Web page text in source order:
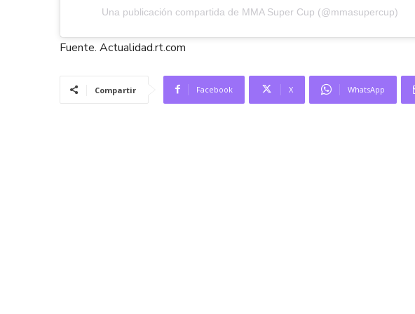
Una publicación compartida de MMA Super Cup (@mmasupercup)
Fuente. Actualidad.rt.com
Compartir Facebook X WhatsApp